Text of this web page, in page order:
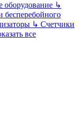
оборудование ↳
бесперебойного
↳ Счетчики
все